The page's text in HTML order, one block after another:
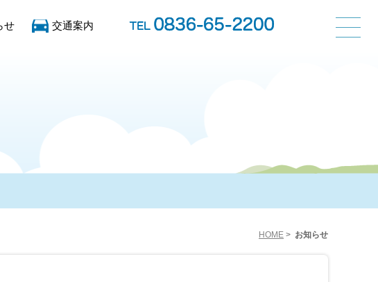
交通案内
せ
HOME > お知らせ